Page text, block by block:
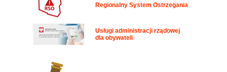
Regionalny System Ostrzegania
Usługi administracji rządowej
dla obywateli